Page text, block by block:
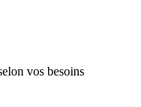
vos besoins